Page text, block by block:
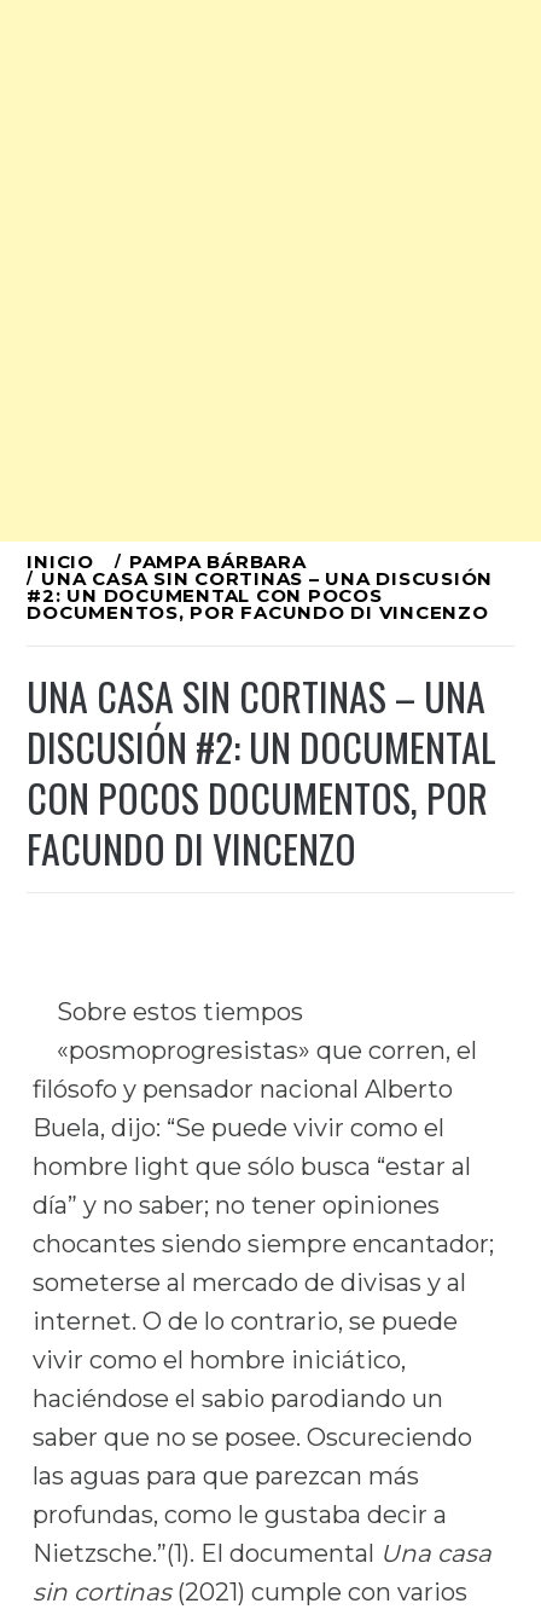
Ir
al
INICIO PAMPA BÁRBARA
UNA CASA SIN CORTINAS – UNA DISCUSIÓN
#2: UN DOCUMENTAL CON POCOS
DOCUMENTOS, POR FACUNDO DI VINCENZO
UNA CASA SIN CORTINAS – UNA
DISCUSIÓN #2: UN DOCUMENTAL
CON POCOS DOCUMENTOS, POR
FACUNDO DI VINCENZO
Sobre estos tiempos
«posmoprogresistas» que corren, el
filósofo y pensador nacional Alberto
Buela, dijo: “Se puede vivir como el
hombre light que sólo busca “estar al
día” y no saber; no tener opiniones
chocantes siendo siempre encantador;
someterse al mercado de divisas y al
internet. O de lo contrario, se puede
vivir como el hombre iniciático,
haciéndose el sabio parodiando un
saber que no se posee. Oscureciendo
las aguas para que parezcan más
profundas, como le gustaba decir a
Nietzsche.”(1). El documental Una casa
sin cortinas(2021) cumple con varios